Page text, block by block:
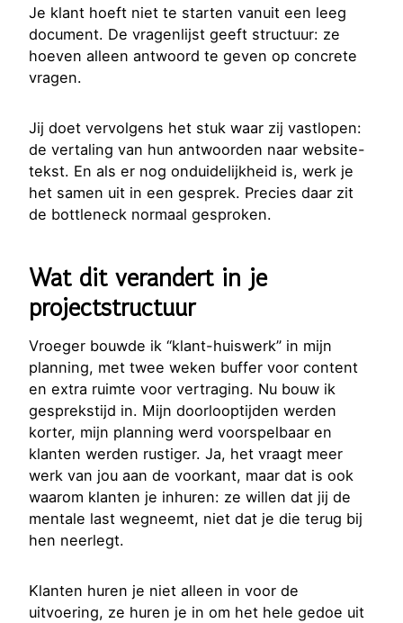
Je klant hoeft niet te starten vanuit een leeg
document. De vragenlijst geeft structuur: ze
hoeven alleen antwoord te geven op concrete
vragen.
Jij doet vervolgens het stuk waar zij vastlopen:
de vertaling van hun antwoorden naar website-
tekst. En als er nog onduidelijkheid is, werk je
het samen uit in een gesprek. Precies daar zit
de bottleneck normaal gesproken.
Wat dit verandert in je
projectstructuur
Vroeger bouwde ik “klant-huiswerk” in mijn
planning, met twee weken buffer voor content
en extra ruimte voor vertraging. Nu bouw ik
gesprekstijd in. Mijn doorlooptijden werden
korter, mijn planning werd voorspelbaar en
klanten werden rustiger. Ja, het vraagt meer
werk van jou aan de voorkant, maar dat is ook
waarom klanten je inhuren: ze willen dat jij de
mentale last wegneemt, niet dat je die terug bij
hen neerlegt.
Klanten huren je niet alleen in voor de
uitvoering, ze huren je in om het hele gedoe uit